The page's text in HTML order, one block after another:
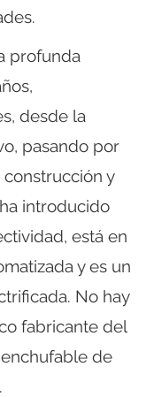
profunda
desde la
pasando por
y
introducido
está en
y es un
No hay
fabricante del
de